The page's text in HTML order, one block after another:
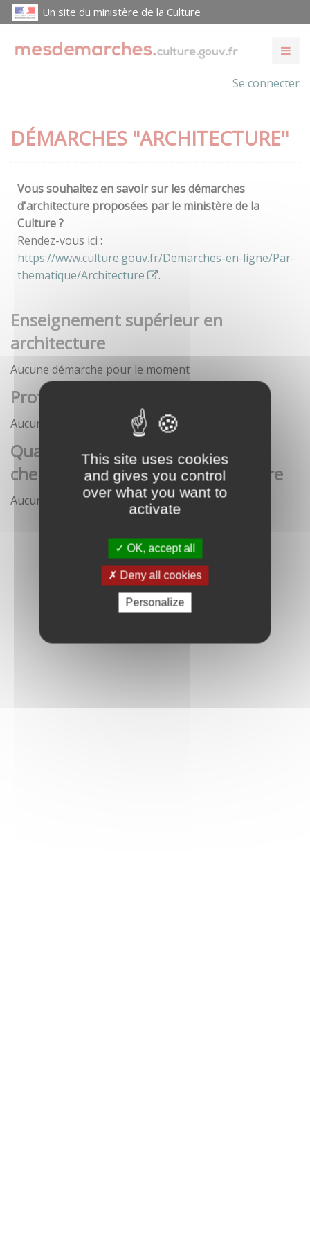
This site uses cookies
and gives you control
over what you want to
activate
OK, accept all
Deny all cookies
Personalize
Un site du ministère de la Culture
Se connecter
DÉMARCHES "ARCHITECTURE"
Vous souhaitez en savoir sur les démarches
d'architecture proposées par le ministère de la
Culture ?
Rendez-vous ici :
https://www.culture.gouv.fr/Demarches-en-ligne/Par-
thematique/Architecture
.
Enseignement supérieur en
architecture
Aucune démarche pour le moment
Profession architecte
Aucune démarche pour le moment
Qualification des enseignants-
chercheurs en écoles d'architecture
Aucune démarche pour le moment